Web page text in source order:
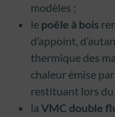
modèles ;
le poêle à bois
d’appoint,
thermique des
chaleur émise
restituant lors du
la VMC double